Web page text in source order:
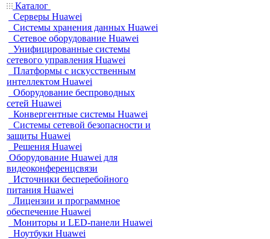
Каталог
Серверы Huawei
Системы хранения данных Huawei
Сетевое оборудование Huawei
Унифицированные системы
сетевого управления Huawei
Платформы с искусственным
интеллектом Huawei
Оборудование беспроводных
сетей Huawei
Конвергентные системы Huawei
Системы сетевой безопасности и
защиты Huawei
Решения Huawei
Оборудование Huawei для
видеоконференцсвязи
Источники бесперебойного
питания Huawei
Лицензии и программное
обеспечение Huawei
Мониторы и LED-панели Huawei
Ноутбуки Huawei